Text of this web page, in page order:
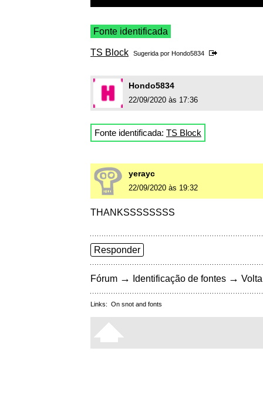
Fonte identificada
TS Block Sugerida por Hondo5834
Hondo5834
22/09/2020 às 17:36
Fonte identificada: TS Block
yerayc
22/09/2020 às 19:32
THANKSSSSSSSS
Responder
Fórum → Identificação de fontes →
Links: On snot and fonts